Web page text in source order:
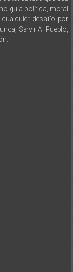
guía política, moral
desafío por
Servir Al Pueblo,